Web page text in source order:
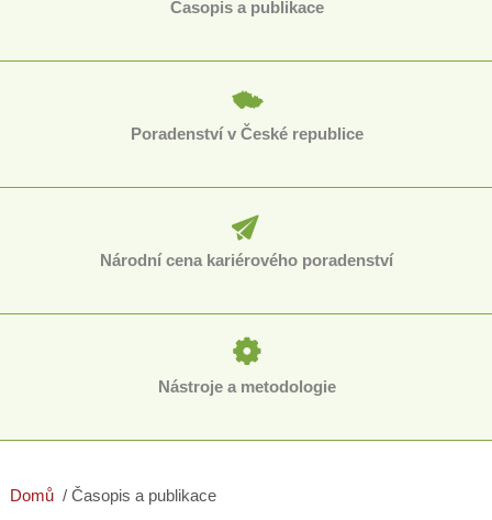
Časopis a publikace
Poradenství v České republice
Národní cena kariérového poradenství
Nástroje a metodologie
Domů Časopis a publikace